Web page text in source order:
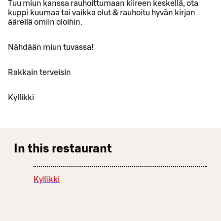
Tuu miun kanssa rauhoittumaan kiireen keskellä, ota
kuppi kuumaa tai vaikka olut & rauhoitu hyvän kirjan
äärellä omiin oloihin.
Nähdään miun tuvassa!
Rakkain terveisin
Kyllikki
In this restaurant
Kyllikki